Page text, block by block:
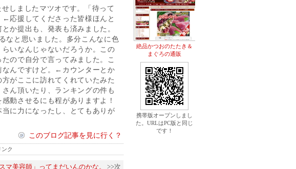
しましたマツオです。「待って
応援してくださった皆様ほんと
か提出も、発表も済みました。
なと思いました。多分こんなに色
いなんじゃないだろうか。この
ので自分で言ってみました。こ
なんですけど。←カウンターとか
がここに訪れてくれていたみた
ん頂いたり、ランキングの件も
動させるにも程がありますよ！
に力になったし、とてもありが
このブログ記事を見に行く？
ク
スマ美容師」ってまだいんのかな。 >>次
絶品かつおのたたき＆
まぐろの通販
携帯版オープンしまし
た。URLはPC版と同じ
です！